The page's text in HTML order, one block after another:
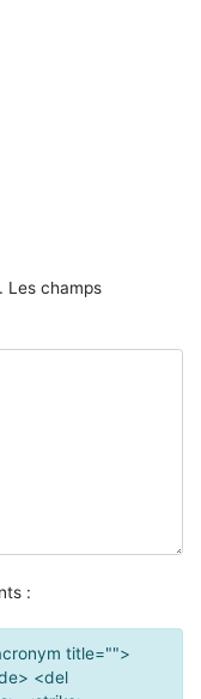
Les champs
:
title="">
<del